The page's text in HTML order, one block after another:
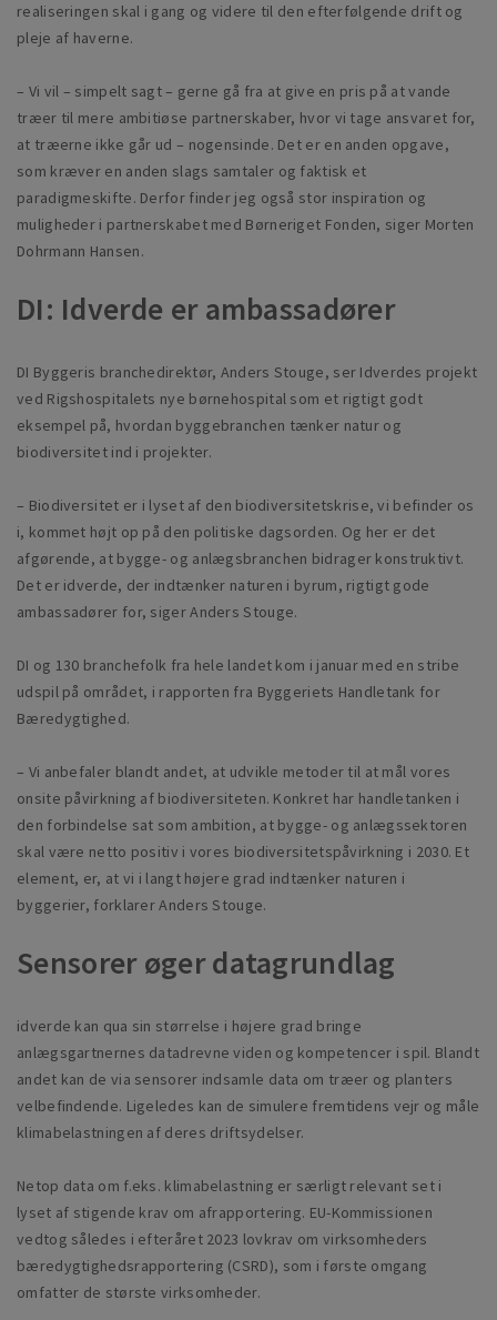
realiseringen skal i gang og videre til den efterfølgende drift og
pleje af haverne.
– Vi vil – simpelt sagt – gerne gå fra at give en pris på at vande
træer til mere ambitiøse partnerskaber, hvor vi tage ansvaret for,
at træerne ikke går ud – nogensinde. Det er en anden opgave,
som kræver en anden slags samtaler og faktisk et
paradigmeskifte. Derfor finder jeg også stor inspiration og
muligheder i partnerskabet med Børneriget Fonden, siger Morten
Dohrmann Hansen.
DI: Idverde er ambassadører
DI Byggeris branchedirektør, Anders Stouge, ser Idverdes projekt
ved Rigshospitalets nye børnehospital som et rigtigt godt
eksempel på, hvordan byggebranchen tænker natur og
biodiversitet ind i projekter.
– Biodiversitet er i lyset af den biodiversitetskrise, vi befinder os
i, kommet højt op på den politiske dagsorden. Og her er det
afgørende, at bygge- og anlægsbranchen bidrager konstruktivt.
Det er idverde, der indtænker naturen i byrum, rigtigt gode
ambassadører for, siger Anders Stouge.
DI og 130 branchefolk fra hele landet kom i januar med en stribe
udspil på området, i rapporten fra Byggeriets Handletank for
Bæredygtighed.
– Vi anbefaler blandt andet, at udvikle metoder til at mål vores
onsite påvirkning af biodiversiteten. Konkret har handletanken i
den forbindelse sat som ambition, at bygge- og anlægssektoren
skal være netto positiv i vores biodiversitetspåvirkning i 2030. Et
element, er, at vi i langt højere grad indtænker naturen i
byggerier, forklarer Anders Stouge.
Sensorer øger datagrundlag
idverde kan qua sin størrelse i højere grad bringe
anlægsgartnernes datadrevne viden og kompetencer i spil. Blandt
andet kan de via sensorer indsamle data om træer og planters
velbefindende. Ligeledes kan de simulere fremtidens vejr og måle
klimabelastningen af deres driftsydelser.
Netop data om f.eks. klimabelastning er særligt relevant set i
lyset af stigende krav om afrapportering. EU-Kommissionen
vedtog således i efteråret 2023 lovkrav om virksomheders
bæredygtighedsrapportering (CSRD), som i første omgang
omfatter de største virksomheder.